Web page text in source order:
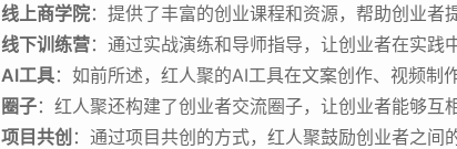
线上商学院：提供了丰富的创业课程和资源，帮助创业者
线下训练营：通过实战演练和导师指导，让创业者在实践
AI工具：如前所述，红人聚的AI工具在文案创作、视频制
圈子：红人聚还构建了创业者交流圈子，让创业者能够互
项目共创 ：通过项目共创的方式，红人聚鼓励创业者之间